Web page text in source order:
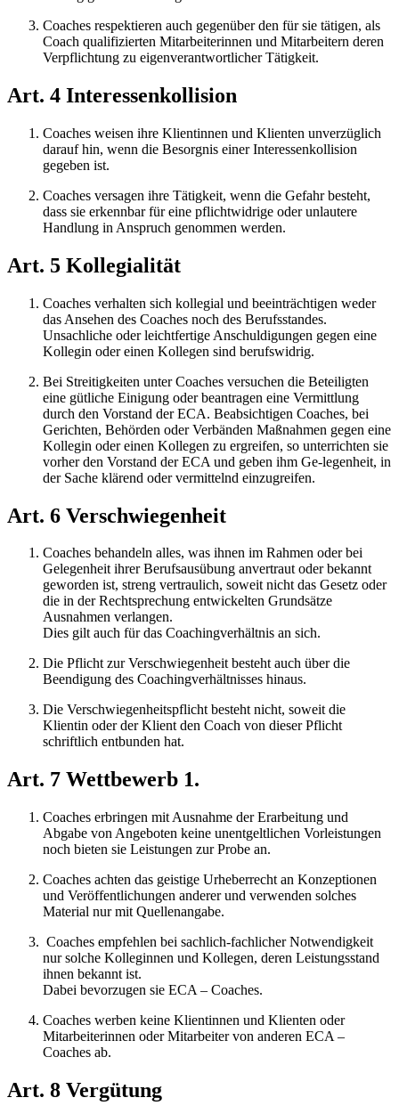
Coaches respektieren auch gegenüber den für sie tätigen, als
Coach qualifizierten Mitarbeiterinnen und Mitarbeitern deren
Verpflichtung zu eigenverantwortlicher Tätigkeit.
Art. 4 Interessenkollision
Coaches weisen ihre Klientinnen und Klienten unverzüglich
darauf hin, wenn die Besorgnis einer Interessenkollision
gegeben ist.
Coaches versagen ihre Tätigkeit, wenn die Gefahr besteht,
dass sie erkennbar für eine pflichtwidrige oder unlautere
Handlung in Anspruch genommen werden.
Art. 5 Kollegialität
Coaches verhalten sich kollegial und beeinträchtigen weder
das Ansehen des Coaches noch des Berufsstandes.
Unsachliche oder leichtfertige Anschuldigungen gegen eine
Kollegin oder einen Kollegen sind berufswidrig.
Bei Streitigkeiten unter Coaches versuchen die Beteiligten
eine gütliche Einigung oder beantragen eine Vermittlung
durch den Vorstand der ECA. Beabsichtigen Coaches, bei
Gerichten, Behörden oder Verbänden Maßnahmen gegen eine
Kollegin oder einen Kollegen zu ergreifen, so unterrichten sie
vorher den Vorstand der ECA und geben ihm Ge-legenheit, in
der Sache klärend oder vermittelnd einzugreifen.
Art. 6 Verschwiegenheit
Coaches behandeln alles, was ihnen im Rahmen oder bei
Gelegenheit ihrer Berufsausübung anvertraut oder bekannt
geworden ist, streng vertraulich, soweit nicht das Gesetz oder
die in der Rechtsprechung entwickelten Grundsätze
Ausnahmen verlangen.
Dies gilt auch für das Coachingverhältnis an sich.
Die Pflicht zur Verschwiegenheit besteht auch über die
Beendigung des Coachingverhältnisses hinaus.
Die Verschwiegenheitspflicht besteht nicht, soweit die
Klientin oder der Klient den Coach von dieser Pflicht
schriftlich entbunden hat.
Art. 7 Wettbewerb 1.
Coaches erbringen mit Ausnahme der Erarbeitung und
Abgabe von Angeboten keine unentgeltlichen Vorleistungen
noch bieten sie Leistungen zur Probe an.
Coaches achten das geistige Urheberrecht an Konzeptionen
und Veröffentlichungen anderer und verwenden solches
Material nur mit Quellenangabe.
Coaches empfehlen bei sachlich-fachlicher Notwendigkeit
nur solche Kolleginnen und Kollegen, deren Leistungsstand
ihnen bekannt ist.
Dabei bevorzugen sie ECA – Coaches.
Coaches werben keine Klientinnen und Klienten oder
Mitarbeiterinnen oder Mitarbeiter von anderen ECA –
Coaches ab.
Art. 8 Vergütung